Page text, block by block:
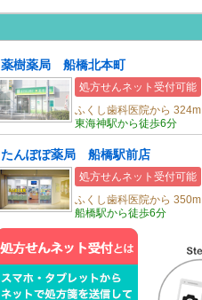
薬樹薬局 船橋北本町
処方せんネット受付可能
ふくし歯科医院から 324m
東海神駅から徒歩6分
たんぽぽ薬局 船橋駅前店
処方せんネット受付可能
ふくし歯科医院から 350m
船橋駅から徒歩6分